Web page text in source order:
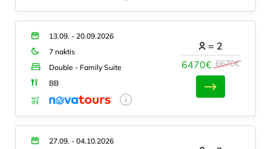
13.09. - 20.09.2026
7 naktis
Double - Family Suite
BB
6470€ 6670€
= 2
27.09. - 04.10.2026